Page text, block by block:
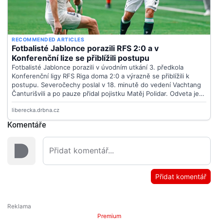
Komentáře
Přidat komentář
Premium